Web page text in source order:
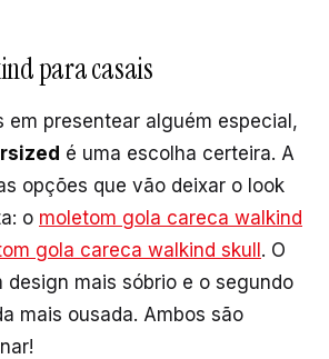
para casais
em presentear alguém especial,
é uma escolha certeira. A
opções que vão deixar o look
o moletom gola careca walkind
gola careca walkind skull . O
design mais sóbrio e o segundo
mais ousada. Ambos são